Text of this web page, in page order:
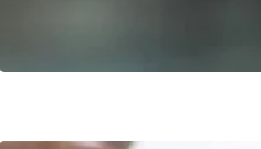
photographe